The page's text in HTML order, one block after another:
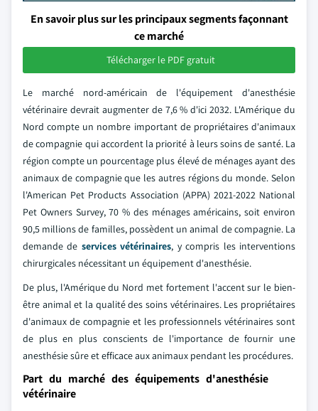
En savoir plus sur les principaux segments façonnant
ce marché
Télécharger le PDF gratuit
Le marché nord-américain de l'équipement d'anesthésie
vétérinaire devrait augmenter de 7,6 % d'ici 2032. L'Amérique du
Nord compte un nombre important de propriétaires d'animaux
de compagnie qui accordent la priorité à leurs soins de santé. La
région compte un pourcentage plus élevé de ménages ayant des
animaux de compagnie que les autres régions du monde. Selon
l'American Pet Products Association (APPA) 2021-2022 National
Pet Owners Survey, 70 % des ménages américains, soit environ
90,5 millions de familles, possèdent un animal de compagnie. La
demande de services vétérinaires, y compris les interventions
chirurgicales nécessitant un équipement d'anesthésie.
De plus, l'Amérique du Nord met fortement l'accent sur le bien-
être animal et la qualité des soins vétérinaires. Les propriétaires
d'animaux de compagnie et les professionnels vétérinaires sont
de plus en plus conscients de l'importance de fournir une
anesthésie sûre et efficace aux animaux pendant les procédures.
Part du marché des équipements d'anesthésie
vétérinaire